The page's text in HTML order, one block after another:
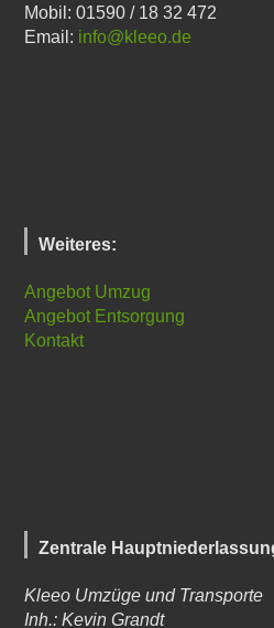
Mobil: 01590 / 18 32 472
Email: info@kleeo.de
Weiteres:
Angebot Umzug
Angebot Entsorgung
Kontakt
Zentrale
Kleeo Umzüge und Transporte
Inh.: Kevin Grandt